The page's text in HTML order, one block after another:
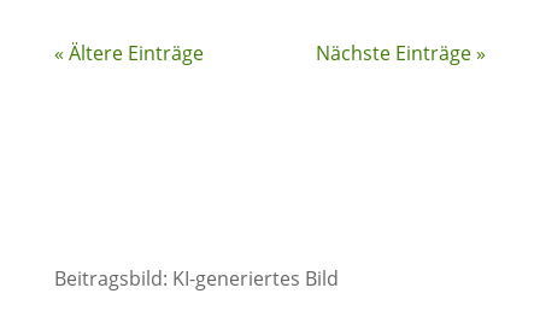
« Ältere Einträge Nächste Einträge »
Beitragsbild: KI-generiertes Bild